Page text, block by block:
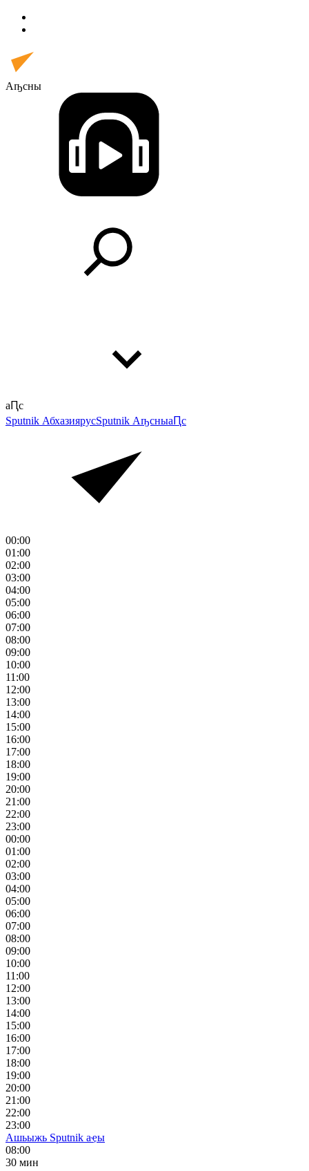
Аҧсны
аԤс
Sputnik АбхазиярусSputnik АҧсныаԤс
00:00
01:00
02:00
03:00
04:00
05:00
06:00
07:00
08:00
09:00
10:00
11:00
12:00
13:00
14:00
15:00
16:00
17:00
18:00
19:00
20:00
21:00
22:00
23:00
00:00
01:00
02:00
03:00
04:00
05:00
06:00
07:00
08:00
09:00
10:00
11:00
12:00
13:00
14:00
15:00
16:00
17:00
18:00
19:00
20:00
21:00
22:00
23:00
Ашьыжь Sputnik аҿы
08:00
30 мин